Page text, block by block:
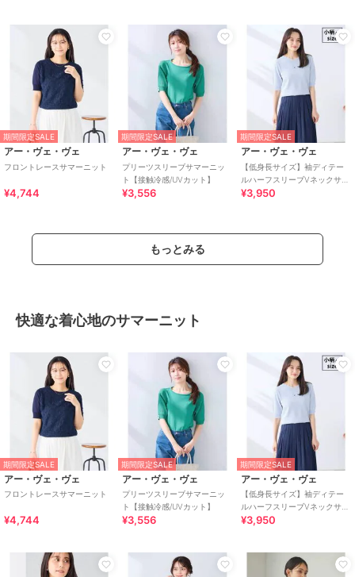
期間限定SALE
アー・ヴェ・ヴェ
フロントレースサマーニット
¥4,744
期間限定SALE
アー・ヴェ・ヴェ
プリーツスリーブサマーニッ
ト【接触冷感/UVカット】
¥3,556
期間限定SALE
アー・ヴェ・ヴェ
【低身長サイズ】袖ディテー
ルハーフスリーブVネックサマ
ーニット【洗える/接触冷
¥3,950
もっとみる
快適な着心地のサマーニット
期間限定SALE
アー・ヴェ・ヴェ
フロントレースサマーニット
¥4,744
期間限定SALE
アー・ヴェ・ヴェ
プリーツスリーブサマーニッ
ト【接触冷感/UVカット】
¥3,556
期間限定SALE
アー・ヴェ・ヴェ
【低身長サイズ】袖ディテー
ルハーフスリーブVネックサマ
ーニット【洗える/接触冷
¥3,950